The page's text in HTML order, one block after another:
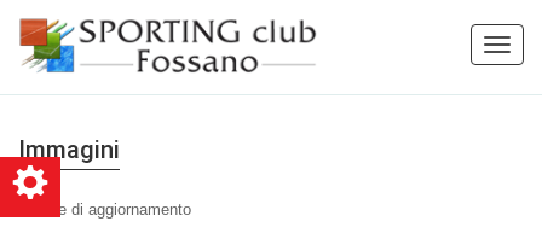
Toggle
Immagini
In fase di aggiornamento